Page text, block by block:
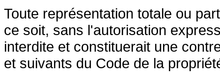
Toute représentation totale ou
ce soit, sans l'autorisation
interdite et constituerait une
et suivants du Code de la